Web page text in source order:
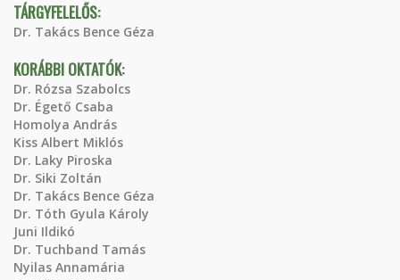
TÁRGYFELELŐS:
Dr. Takács Bence Géza
KORÁBBI OKTATÓK:
Dr. Rózsa Szabolcs
Dr. Égető Csaba
Homolya András
Kiss Albert Miklós
Dr. Laky Piroska
Dr. Siki Zoltán
Dr. Takács Bence Géza
Dr. Tóth Gyula Károly
Juni Ildikó
Dr. Tuchband Tamás
Nyilas Annamária